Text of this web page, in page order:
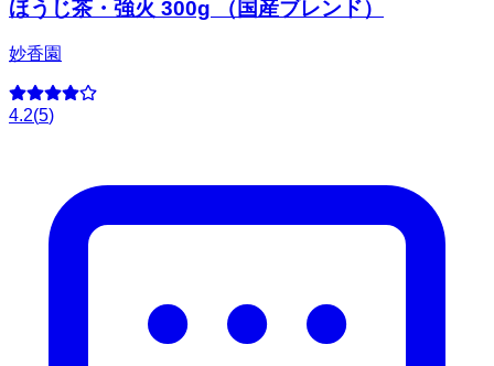
ほうじ茶・強火 300g （国産ブレンド）
妙香園
4.2(5)